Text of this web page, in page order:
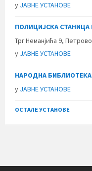
у ЈАВНЕ УСТАНОВЕ
ПОЛИЦИЈСКА СТАНИЦА
Трг Неманјића 9,
у ЈАВНЕ УСТАНОВЕ
НАРОДНА БИБЛИОТЕКА
у ЈАВНЕ УСТАНОВЕ
ОСТАЛЕ УСТАНОВЕ